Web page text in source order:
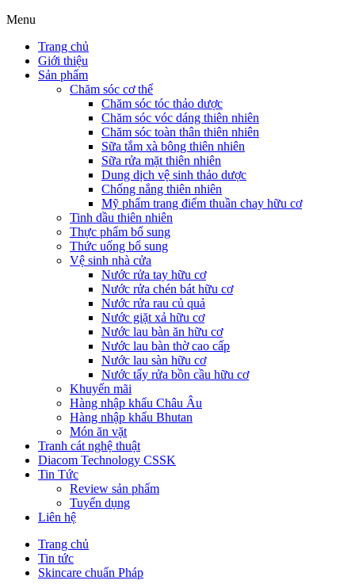
Menu
Trang chủ
Giới thiệu
Sản phẩm
Chăm sóc cơ thể
Chăm sóc tóc thảo dược
Chăm sóc vóc dáng thiên nhiên
Chăm sóc toàn thân thiên nhiên
Sữa tắm xà bông thiên nhiên
Sữa rửa mặt thiên nhiên
Dung dịch vệ sinh thảo dược
Chống nắng thiên nhiên
Mỹ phẩm trang điểm thuần chay hữu cơ
Tinh dầu thiên nhiên
Thực phẩm bổ sung
Thức uống bổ sung
Vệ sinh nhà cửa
Nước rửa tay hữu cơ
Nước rửa chén bát hữu cơ
Nước rửa rau củ quả
Nước giặt xả hữu cơ
Nước lau bàn ăn hữu cơ
Nước lau bàn thờ cao cấp
Nước lau sàn hữu cơ
Nước tẩy rửa bồn cầu hữu cơ
Khuyến mãi
Hàng nhập khẩu Châu Âu
Hàng nhập khẩu Bhutan
Món ăn vặt
Tranh cát nghệ thuật
Diacom Technology CSSK
Tin Tức
Review sản phẩm
Tuyển dụng
Liên hệ
Trang chủ
Tin tức
Skincare chuẩn Pháp